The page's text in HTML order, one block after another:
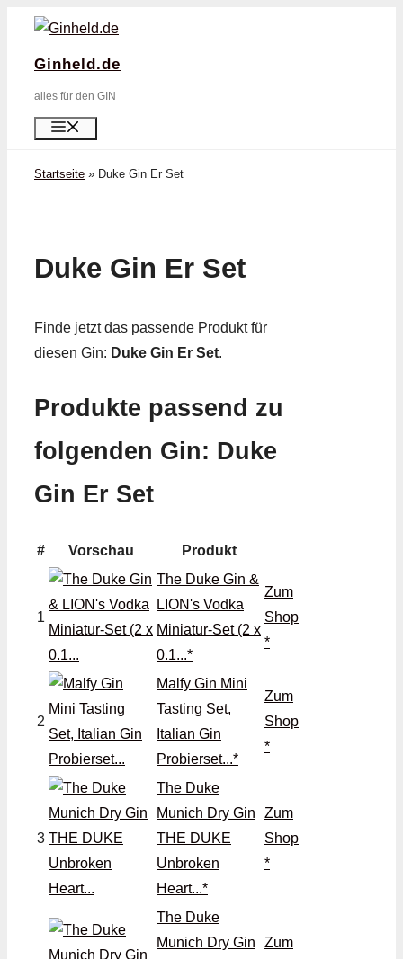
Zum
springen
Ginheld.de
alles für den GIN
Startseite » Duke Gin Er Set
Duke Gin Er Set
Finde jetzt das passende Produkt für
diesen Gin: Duke Gin Er Set.
Produkte passend zu
folgenden Gin: Duke
Gin Er Set
# Vorschau Produkt
1
The Duke Gin &
LION's Vodka
Miniatur-Set (2 x
0.1...*
Zum
Shop
*
2
Malfy Gin Mini
Tasting Set,
Italian Gin
Probierset...*
Zum
Shop
*
3
‎The Duke
Munich Dry Gin
THE DUKE
Unbroken
Heart...*
Zum
Shop
*
‎The Duke
Munich Dry Gin
Zum